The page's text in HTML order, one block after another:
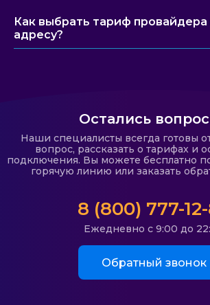
Как выбрать тариф
адресу?
Остались
Наши специалисты всегда готовы
вопрос, рассказать о тарифах и
подключения. Вы можете бесплатно
горячую линию или заказать
8 (800) 777-
Ежедневно с 9:00 до
Обратный звонок